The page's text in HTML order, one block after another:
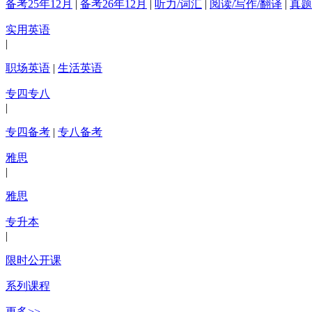
备考25年12月 | 备考26年12月 | 听力/词汇 | 阅读/写作/翻译 | 真
实用英语
|
职场英语 | 生活英语
专四专八
|
专四备考 | 专八备考
雅思
|
雅思
专升本
|
限时公开课
系列课程